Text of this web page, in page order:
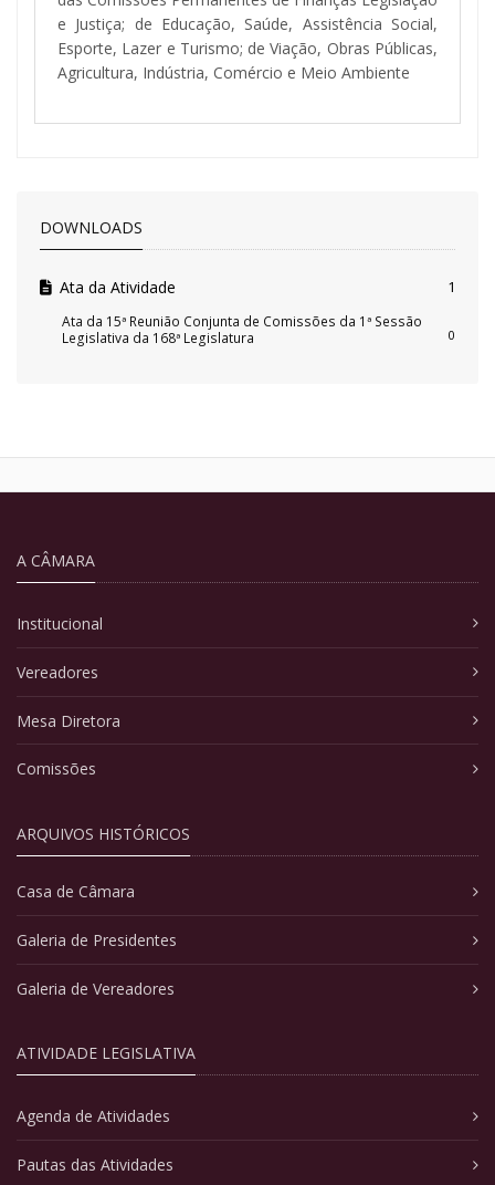
e Justiça; de Educação, Saúde, Assistência Social,
Esporte, Lazer e Turismo; de Viação, Obras Públicas,
Agricultura, Indústria, Comércio e Meio Ambiente
DOWNLOADS
Ata da Atividade 1
Ata da 15ª Reunião Conjunta de Comissões da 1ª Sessão
Legislativa da 168ª Legislatura
0
A CÂMARA
Institucional
Vereadores
Mesa Diretora
Comissões
ARQUIVOS HISTÓRICOS
Casa de Câmara
Galeria de Presidentes
Galeria de Vereadores
ATIVIDADE LEGISLATIVA
Agenda de Atividades
Pautas das Atividades